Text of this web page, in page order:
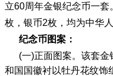
立60周年金银纪念币一
枚，银币2枚，均为中华
纪念币图案：
(一)正面图案。 该套金
和国国徽衬以牡丹花纹饰